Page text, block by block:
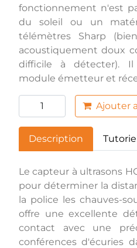
fonctionnement n'est
du soleil ou un
télémètres Sharp
acoustiquement doux
difficile à détecter).
module émetteur et
Ajouter
Description
Le capteur à ultrasons
pour déterminer la
la police les chauves-
offre une excellente
contact avec une
conférences d'écuries